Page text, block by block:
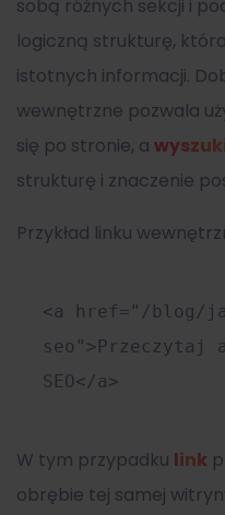
sobą różnych sekcji i
logiczną strukturę,
istotnych informacji.
wewnętrzne pozwala
się po stronie, a
strukturę i znaczenie
Przykład linku
<a href= "/blog/
seo" >Przeczytaj
SEO</a>
W tym przypadku link
obrębie tej samej